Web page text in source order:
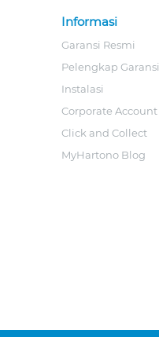
Informasi
Garansi Resmi
Pelengkap Garansi
Instalasi
Corporate Account
Click and Collect
MyHartono Blog